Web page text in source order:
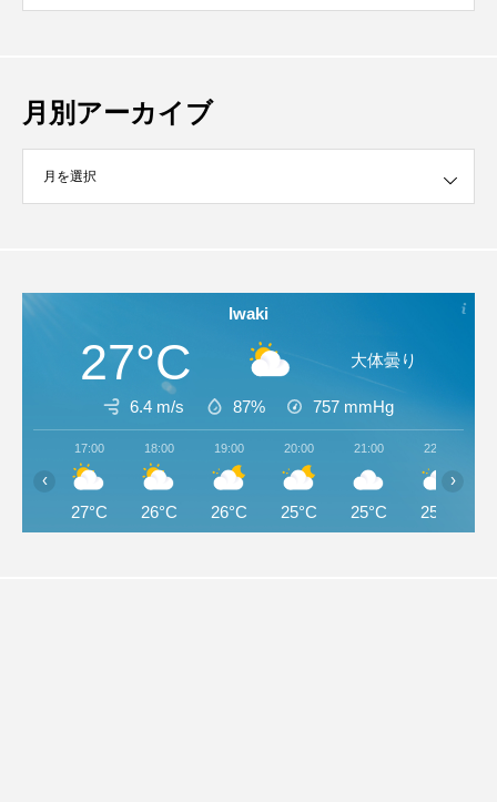
月別アーカイブ
Iwaki
27°C 大体曇り
6.4 m/s 87% 757 mmHg
17:00
27°C
18:00
26°C
19:00
26°C
20:00
25°C
21:00
25°C
22:00
25°C
‹ ›